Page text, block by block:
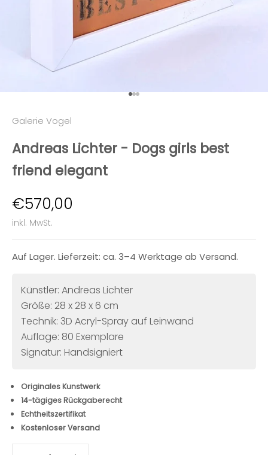
Gehe zu Element 1
Gehe zu Element 2
Gehe zu Element 3
Galerie Vogel
Andreas Lichter - Dogs girls best
friend elegant
Angebot
€570,00
inkl. MwSt.
Auf Lager. Lieferzeit: ca. 3–4 Werktage ab Versand.
Künstler: Andreas Lichter
Größe: 28 x 28 x 6 cm
Technik: 3D Acryl-Spray auf Leinwand
Auflage: 80 Exemplare
Signatur: Handsigniert
Originales Kunstwerk
14-tägiges Rückgaberecht
Echtheitszertifikat
Kostenloser Versand